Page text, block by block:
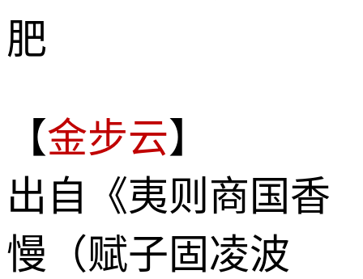
肥
【金步云】
出自《夷则商国香
慢（赋子固凌波